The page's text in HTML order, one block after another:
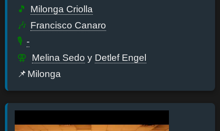
Milonga Criolla
Francisco Canaro
-
Melina Sedo y Detlef Engel
Milonga